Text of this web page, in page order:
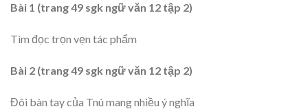
Bài 1 (trang 49 sgk ngữ văn 12 tập 2)
Tìm đọc trọn vẹn tác phẩm
Bài 2 (trang 49 sgk ngữ văn 12 tập 2)
Đôi bàn tay của Tnú mang nhiều ý nghĩa